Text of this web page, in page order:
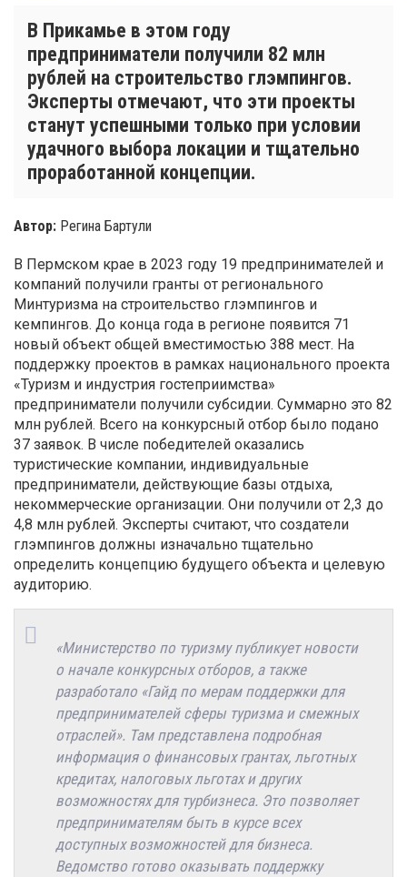
В Прикамье в этом году
предприниматели получили 82 млн
рублей на строительство глэмпингов.
Эксперты отмечают, что эти проекты
станут успешными только при условии
удачного выбора локации и тщательно
проработанной концепции.
Автор: Регина Бартули
В Пермском крае в 2023 году 19 предпринимателей и
компаний получили гранты от регионального
Минтуризма на строительство глэмпингов и
кемпингов. До конца года в регионе появится 71
новый объект общей вместимостью 388 мест. На
поддержку проектов в рамках национального проекта
«Туризм и индустрия гостеприимства»
предприниматели получили субсидии. Суммарно это 82
млн рублей. Всего на конкурсный отбор было подано
37 заявок. В числе победителей оказались
туристические компании, индивидуальные
предприниматели, действующие базы отдыха,
некоммерческие организации. Они получили от 2,3 до
4,8 млн рублей. Эксперты считают, что создатели
глэмпингов должны изначально тщательно
определить концепцию будущего объекта и целевую
аудиторию.
«Министерство по туризму публикует новости
о начале конкурсных отборов, а также
разработало «Гайд по мерам поддержки для
предпринимателей сферы туризма и смежных
отраслей». Там представлена подробная
информация о финансовых грантах, льготных
кредитах, налоговых льготах и других
возможностях для турбизнеса. Это позволяет
предпринимателям быть в курсе всех
доступных возможностей для бизнеса.
Ведомство готово оказывать поддержку